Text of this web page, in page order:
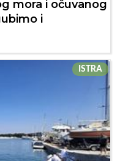
mora i očuvanog
i
ISTRA